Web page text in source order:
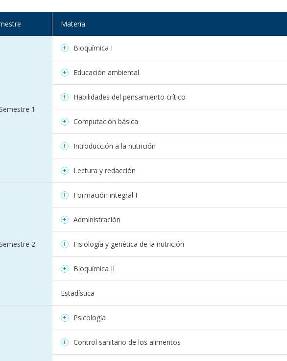
Materia
Semestre 1
Bioquímica I
Educación ambiental
Habilidades del pensamiento crítico
Computación básica
Introducción a la nutrición
Lectura y redacción
Semestre 2
Formación integral I
Administración
Fisiología y genética de la nutrición
Bioquímica II
Estadística
Psicología
Control sanitario de los alimentos